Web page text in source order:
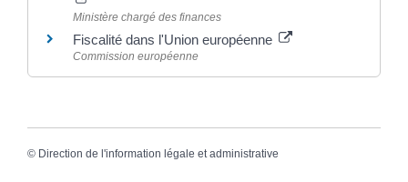
Ministère chargé des finances
Fiscalité dans l'Union européenne
Commission européenne
© Direction de l'information légale et administrative